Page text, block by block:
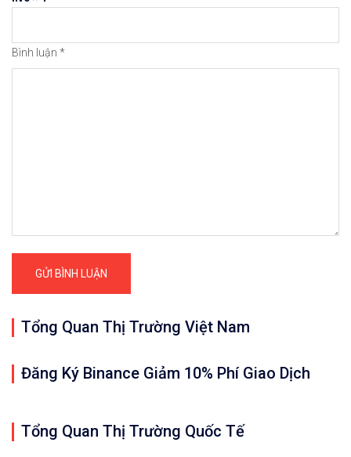
Bình luận *
Tổng Quan Thị Trường Việt Nam
Đăng Ký Binance Giảm 10% Phí Giao Dịch
Tổng Quan Thị Trường Quốc Tế